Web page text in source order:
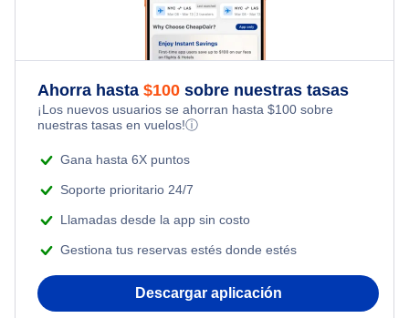
Flights Under $199
Flights from Toronto to Shanghai
Flights from Nueva York to Singapur
Flights from Nueva York to Tel Aviv
Flights from Nueva York to Estanbul
Flights from Nueva York to Mumbai
Flights from Shanghai to Nueva York
Adventure Vacations
Ahorra hasta $100 sobre nuestras tasas
¡Los nuevos usuarios se ahorran hasta $100 sobre
nuestras tasas en vuelos!ⓘ
Gana hasta 6X puntos
Soporte prioritario 24/7
Llamadas desde la app sin costo
Gestiona tus reservas estés donde estés
Descargar aplicación